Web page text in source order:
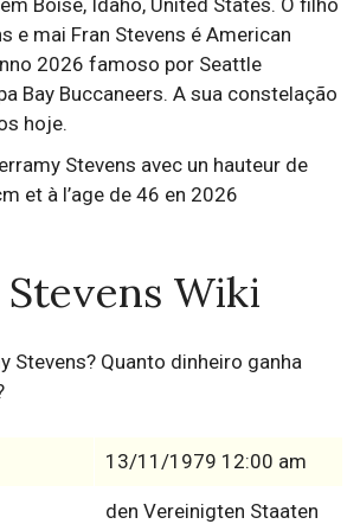
Boise, Idaho, United States. O filho
e mai Fran Stevens é American
2026 famoso por Seattle
Bay Buccaneers. A sua constelação
hoje.
Wiki
Stevens? Quanto dinheiro ganha
13/11/1979 12:00 am
den Vereinigten Staaten